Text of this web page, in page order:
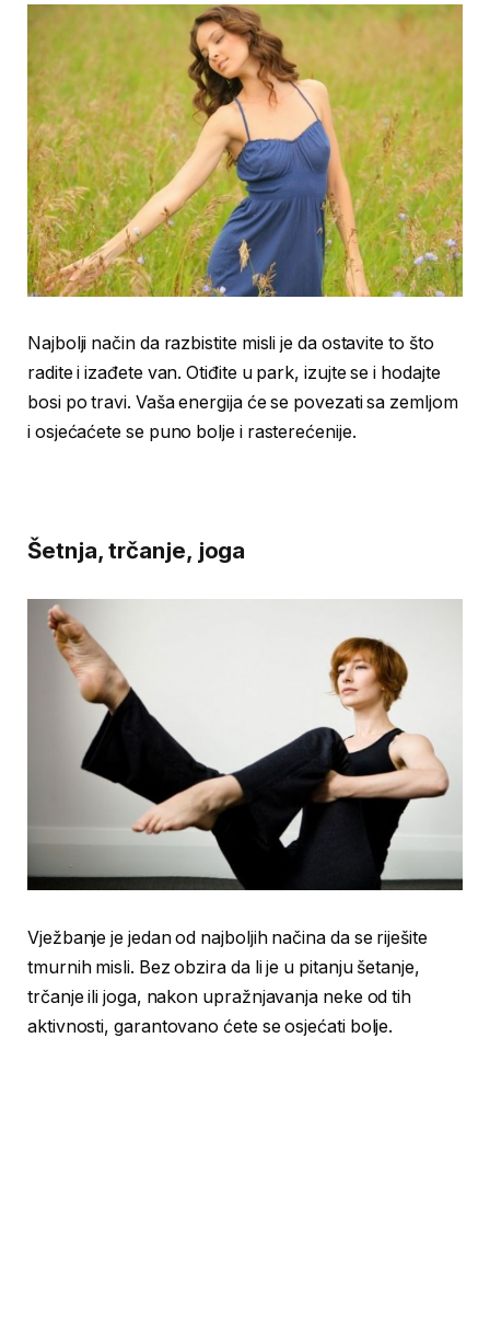
Najbolji način da razbistite misli je da ostavite to što
radite i izađete van. Otiđite u park, izujte se i hodajte
bosi po travi. Vaša energija će se povezati sa zemljom
i osjećaćete se puno bolje i rasterećenije.
Šetnja, trčanje, joga
Vježbanje je jedan od najboljih načina da se riješite
tmurnih misli. Bez obzira da li je u pitanju šetanje,
trčanje ili joga, nakon upražnjavanja neke od tih
aktivnosti, garantovano ćete se osjećati bolje.